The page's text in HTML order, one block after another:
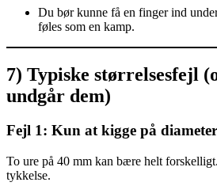
Du bør kunne få en finger ind
føles som en kamp.
7) Typiske størrelsesfejl
undgår dem)
Fejl 1: Kun at kigge på diameter
To ure på 40 mm kan bære helt
tykkelse.